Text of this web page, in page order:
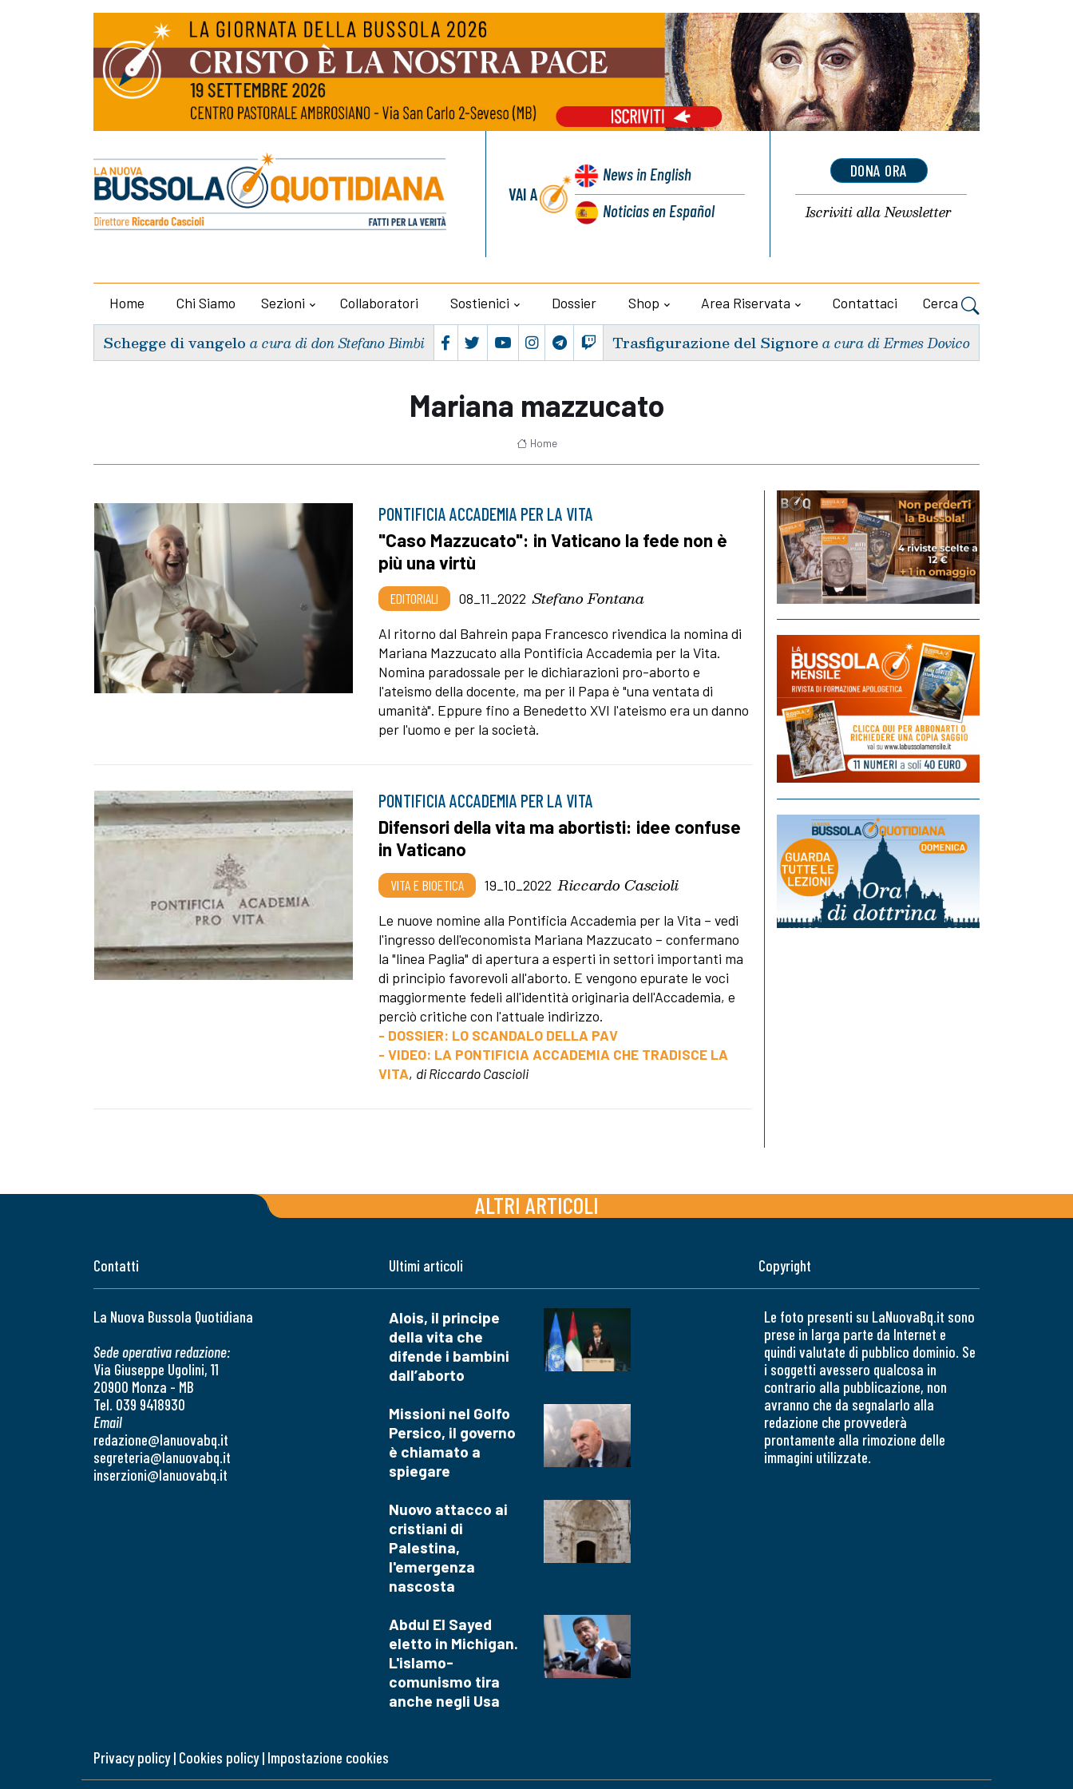
VAI A
Newsin English
Noticiasen Español
DONA ORA
Iscriviti allaNewsletter
Home Chi Siamo Sezioni Collaboratori Sostienici Dossier Shop Area Riservata Contattaci Cerca
Schegge di vangelo a cura di don Stefano Bimbi Trasfigurazione del Signorea cura di Ermes Dovico
Mariana mazzucato
Home
PONTIFICIA ACCADEMIA PER LA VITA
"Caso Mazzucato": in Vaticano la fede non è
più una virtù
EDITORIALI 08_11_2022 Stefano Fontana
Al ritorno dal Bahrein papa Francesco rivendica la nomina di
Mariana Mazzucato alla Pontificia Accademia per la Vita.
Nomina paradossale per le dichiarazioni pro-aborto e
l'ateismo della docente, ma per il Papa è "una ventata di
umanità". Eppure fino a Benedetto XVI l'ateismo era un danno
per l'uomo e per la società.
PONTIFICIA ACCADEMIA PER LA VITA
Difensori della vita ma abortisti: idee confuse
in Vaticano
VITA E BIOETICA 19_10_2022 Riccardo Cascioli
Le nuove nomine alla Pontificia Accademia per la Vita – vedi
l'ingresso dell'economista Mariana Mazzucato – confermano
la "linea Paglia" di apertura a esperti in settori importanti ma
di principio favorevoli all'aborto. E vengono epurate le voci
maggiormente fedeli all'identità originaria dell'Accademia, e
perciò critiche con l'attuale indirizzo.
- DOSSIER: LO SCANDALO DELLA PAV
- VIDEO: LA PONTIFICIA ACCADEMIA CHE TRADISCE LA
VITA, di Riccardo Cascioli
ALTRI ARTICOLI
Contatti
La Nuova Bussola Quotidiana
Sede operativa redazione:
Via Giuseppe Ugolini, 11
20900 Monza - MB
Tel. 039 9418930
Email
redazione@lanuovabq.it
segreteria@lanuovabq.it
inserzioni@lanuovabq.it
Ultimi articoli
Alois, il principe
della vita che
difende i bambini
dall’aborto
Missioni nel Golfo
Persico, il governo
è chiamato a
spiegare
Nuovo attacco ai
cristiani di
Palestina,
l'emergenza
nascosta
Abdul El Sayed
eletto in Michigan.
L'islamo-
comunismo tira
anche negli Usa
Copyright
Le foto presenti su LaNuovaBq.it sono
prese in larga parte da Internet e
quindi valutate di pubblico dominio. Se
i soggetti avessero qualcosa in
contrario alla pubblicazione, non
avranno che da segnalarlo alla
redazione che provvederà
prontamente alla rimozione delle
immagini utilizzate.
Privacy policy| Cookies policy| Impostazione cookies